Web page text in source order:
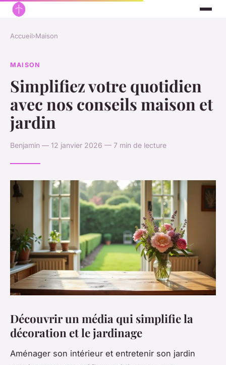
Accueil›Maison
MAISON
Simplifiez votre quotidien
avec nos conseils maison et
jardin
Benjamin — 12 janvier 2026 — 7 min de lecture
Découvrir un média qui simplifie la
décoration et le jardinage
Aménager son intérieur et entretenir son jardin